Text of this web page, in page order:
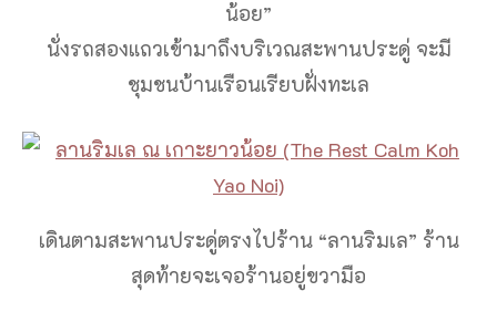
น้อย”
นั่งรถสองแถวเข้ามาถึงบริเวณสะพานประดู่ จะมี
ชุมชนบ้านเรือนเรียบฝั่งทะเล
เดินตามสะพานประดู่ตรงไปร้าน “ลานริมเล” ร้าน
สุดท้ายจะเจอร้านอยู่ขวามือ